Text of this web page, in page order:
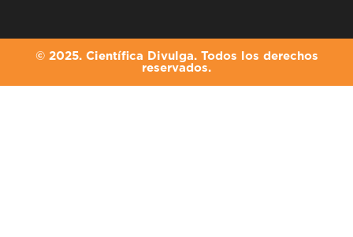
© 2025. Científica Divulga. Todos los derechos
reservados.